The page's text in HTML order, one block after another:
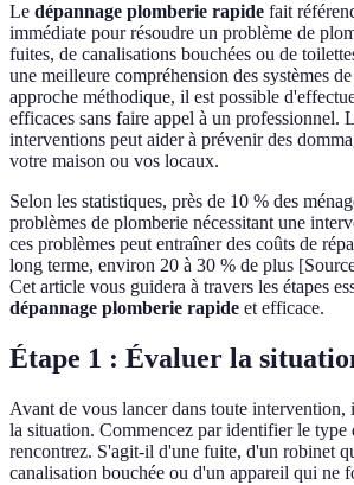
Le dépannage plomberie rapide fait
immédiate pour résoudre un problème de
fuites, de canalisations bouchées ou de
une meilleure compréhension des systèmes
approche méthodique, il est possible
efficaces sans faire appel à un professionnel.
interventions peut aider à prévenir des
votre maison ou vos locaux.
Selon les statistiques, près de 10 % des
problèmes de plomberie nécessitant une
ces problèmes peut entraîner des coûts de
long terme, environ 20 à 30 % de plus
Cet article vous guidera à travers les étapes
dépannage plomberie rapide et efficace.
Étape 1 : Évaluer la
Avant de vous lancer dans toute intervention,
la situation. Commencez par identifier le type
rencontrez. S'agit-il d'une fuite, d'un robinet
canalisation bouchée ou d'un appareil qui ne